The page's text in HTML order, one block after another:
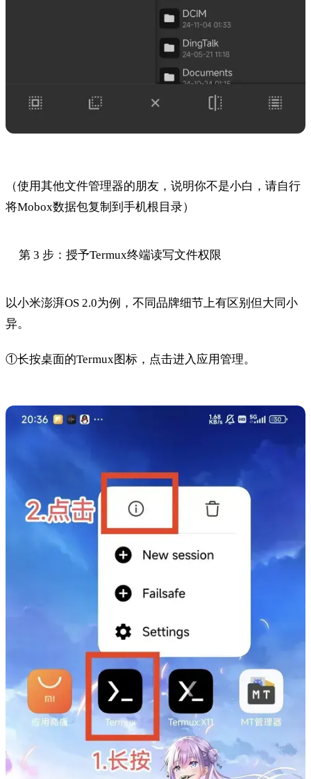
（使用其他文件管理器的朋友，说明你不是小白，请自行
将Mobox数据包复制到手机根目录）
第 3 步：授予Termux终端读写文件权限
以小米澎湃OS 2.0为例，不同品牌细节上有区别但大同小
异。
①长按桌面的Termux图标，点击进入应用管理。